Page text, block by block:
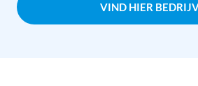
VIND HIER